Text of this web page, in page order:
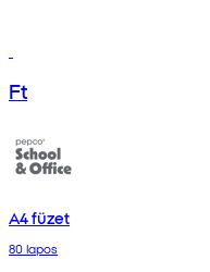
Ft
A4 füzet
80 lapos